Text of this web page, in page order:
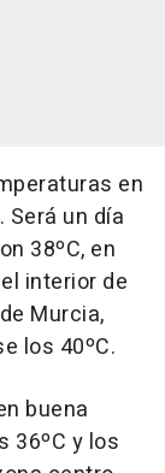
en
un día
38ºC, en
interior de
Murcia,
los 40ºC.
buena
36ºC y los